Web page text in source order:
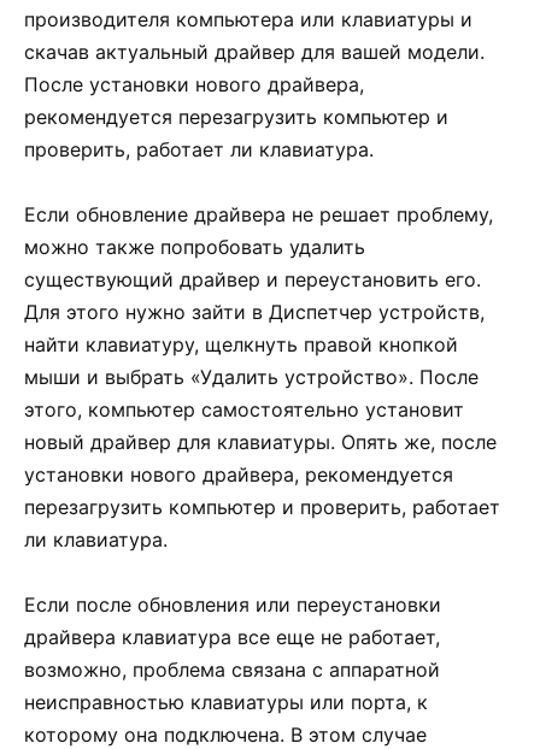
производителя компьютера или клавиатуры и
скачав актуальный драйвер для вашей модели.
После установки нового драйвера,
рекомендуется перезагрузить компьютер и
проверить, работает ли клавиатура.
Если обновление драйвера не решает проблему,
можно также попробовать удалить
существующий драйвер и переустановить его.
Для этого нужно зайти в Диспетчер устройств,
найти клавиатуру, щелкнуть правой кнопкой
мыши и выбрать «Удалить устройство». После
этого, компьютер самостоятельно установит
новый драйвер для клавиатуры. Опять же, после
установки нового драйвера, рекомендуется
перезагрузить компьютер и проверить, работает
ли клавиатура.
Если после обновления или переустановки
драйвера клавиатура все еще не работает,
возможно, проблема связана с аппаратной
неисправностью клавиатуры или порта, к
которому она подключена. В этом случае